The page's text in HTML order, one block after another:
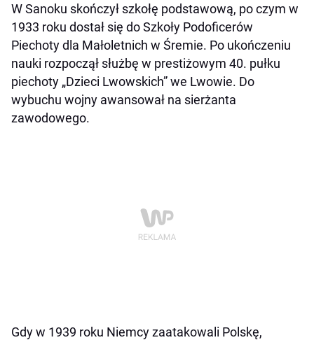
W Sanoku skończył szkołę podstawową, po czym w
1933 roku dostał się do Szkoły Podoficerów
Piechoty dla Małoletnich w Śremie. Po ukończeniu
nauki rozpoczął służbę w prestiżowym 40. pułku
piechoty „Dzieci Lwowskich” we Lwowie. Do
wybuchu wojny awansował na sierżanta
zawodowego.
Gdy w 1939 roku Niemcy zaatakowali Polskę,